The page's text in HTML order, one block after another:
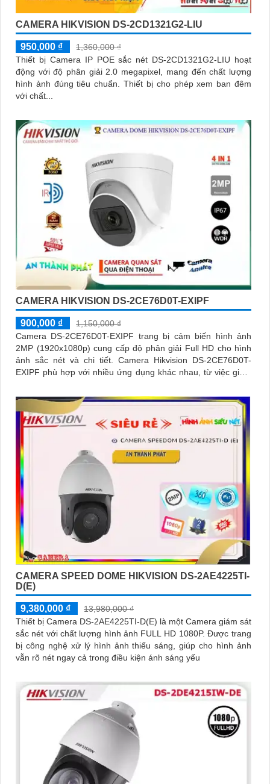
CAMERA HIKVISION DS-2CD1321G2-LIU
950,000 ₫
1,360,000 ₫
Thiết bị Camera IP POE sắc nét DS-2CD1321G2-LIU hoạt
động với độ phân giải 2.0 megapixel, mang đến chất lượng
hình ảnh đúng tiêu chuẩn. Thiết bị cho phép xem ban đêm
với chất...
CAMERA HIKVISION DS-2CE76D0T-EXIPF
900,000 ₫
1,150,000 ₫
Camera DS-2CE76D0T-EXIPF trang bị cảm biến hình ảnh
2MP (1920x1080p) cung cấp độ phân giải Full HD cho hình
ảnh sắc nét và chi tiết. Camera Hikvision DS-2CE76D0T-
EXIPF phù hợp với nhiều ứng dụng khác nhau, từ việc giám
cộng
CAMERA SPEED DOME HIKVISION DS-2AE4225TI-
D(E)
9,380,000 ₫
13,980,000 ₫
Thiết bị Camera DS-2AE4225TI-D(E) là một Camera giám sát
sắc nét với chất lượng hình ảnh FULL HD 1080P. Được trang
bị công nghệ xử lý hình ảnh thiếu sáng, giúp cho hình ảnh
vẫn rõ nét ngay cả trong điều kiện ánh sáng yếu